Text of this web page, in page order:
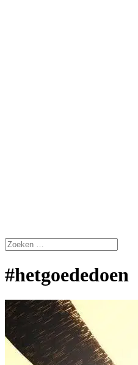
#hetgoededoen